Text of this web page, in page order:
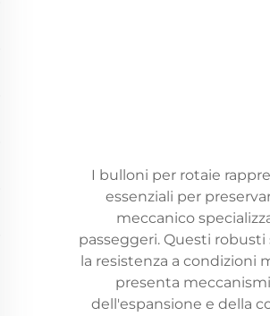
I bulloni per rotaie
essenziali per
meccanico
passeggeri. Questi
la resistenza a condizioni
presenta
dell'espansione e della